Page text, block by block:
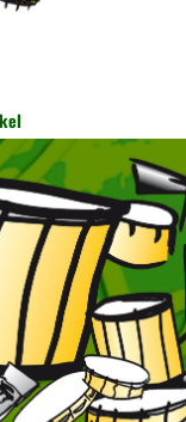
a very important
(AO) has played
large number of
conversion of financial
the database
Practicerole in the
import and export
such as SQL
ORACLE, the
needs of auditors.
defined data source.
in the operating
the data source
the AO can be used to